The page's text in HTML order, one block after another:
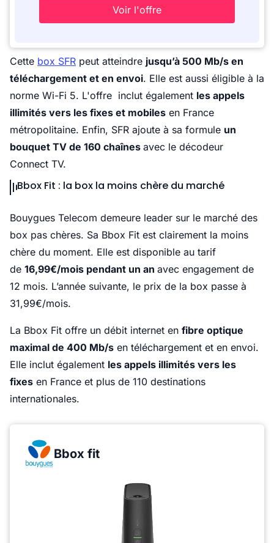
Voir l'offre
Cette box SFR peut atteindre jusqu’à 500 Mb/s en
téléchargement et en envoi. Elle est aussi éligible à la
norme Wi-Fi 5. L'offre inclut également les appels
illimités vers les fixes et mobiles en France
métropolitaine. Enfin, SFR ajoute à sa formule un
bouquet TV de 160 chaînes avec le décodeur
Connect TV.
Bbox Fit : la box la moins chère du marché
Bouygues Telecom demeure leader sur le marché des
box pas chères. Sa Bbox Fit est clairement la moins
chère du moment. Elle est disponible au tarif
de 16,99€/mois pendant un an avec engagement de
12 mois. L’année suivante, le prix de la box passe à
31,99€/mois.
La Bbox Fit offre un débit internet en fibre optique
maximal de 400 Mb/s en téléchargement et en envoi.
Elle inclut également les appels illimités vers les
fixes en France et plus de 110 destinations
internationales.
Bbox fit